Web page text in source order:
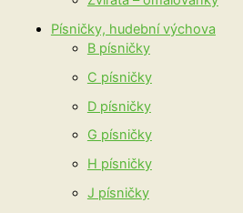
Písničky, hudební výchova
B písničky
C písničky
D písničky
G písničky
H písničky
J písničky